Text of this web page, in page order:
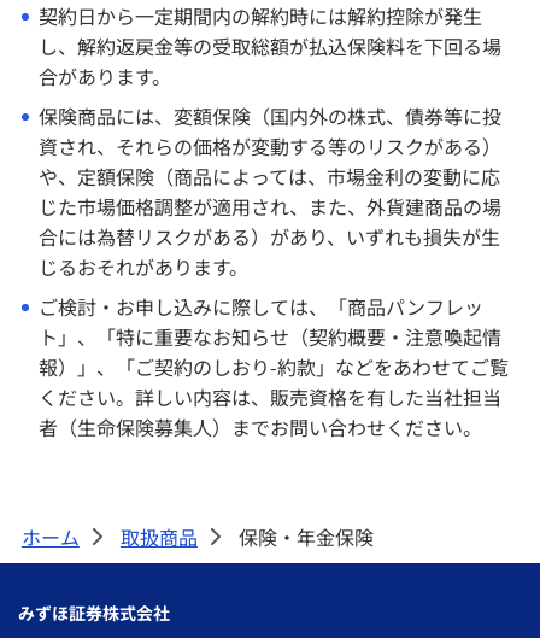
契約日から一定期間内の解約時には解約控除が発生
し、解約返戻金等の受取総額が払込保険料を下回る場
合があります。
保険商品には、変額保険（国内外の株式、債券等に投
資され、それらの価格が変動する等のリスクがある）
や、定額保険（商品によっては、市場金利の変動に応
じた市場価格調整が適用され、また、外貨建商品の場
合には為替リスクがある）があり、いずれも損失が生
じるおそれがあります。
ご検討・お申し込みに際しては、「商品パンフレッ
ト」、「特に重要なお知らせ（契約概要・注意喚起情
報）」、「ご契約のしおり-約款」などをあわせてご覧
ください。詳しい内容は、販売資格を有した当社担当
者（生命保険募集人）までお問い合わせください。
ホーム > 取扱商品 > 保険・年金保険
みずほ証券株式会社